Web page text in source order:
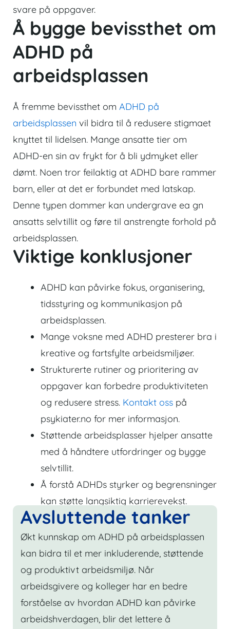
svare på oppgaver.
Å bygge bevissthet om
ADHD på
arbeidsplassen
Å fremme bevissthet om ADHD på
arbeidsplassen vil bidra til å redusere stigmaet
knyttet til lidelsen. Mange ansatte tier om
ADHD-en sin av frykt for å bli ydmyket eller
dømt. Noen tror feilaktig at ADHD bare rammer
barn, eller at det er forbundet med latskap.
Denne typen dommer kan undergrave ea gn
ansatts selvtillit og føre til anstrengte forhold på
arbeidsplassen.
Viktige konklusjoner
ADHD kan påvirke fokus, organisering,
tidsstyring og kommunikasjon på
arbeidsplassen.
Mange voksne med ADHD presterer bra i
kreative og fartsfylte arbeidsmiljøer.
Strukturerte rutiner og prioritering av
oppgaver kan forbedre produktiviteten
og redusere stress. Kontakt oss på
psykiater.no for mer informasjon.
Støttende arbeidsplasser hjelper ansatte
med å håndtere utfordringer og bygge
selvtillit.
Å forstå ADHDs styrker og begrensninger
kan støtte langsiktig karrierevekst.
Avsluttende tanker
Økt kunnskap om ADHD på arbeidsplassen
kan bidra til et mer inkluderende, støttende
og produktivt arbeidsmiljø. Når
arbeidsgivere og kolleger har en bedre
forståelse av hvordan ADHD kan påvirke
arbeidshverdagen, blir det lettere å